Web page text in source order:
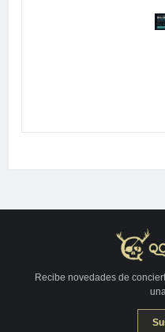
Recibe novedades de